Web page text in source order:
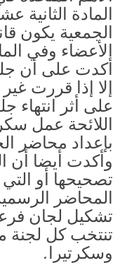
المادة
الجمعية يكون
الأعضاء وفي
أكدت على أن
إلا إذا قررت
على أثر
اللائحة عمل
بإعداد محاضر
وأكدت أيضا أن
تصحيحها أو
المحاضر
تشكيل لجان
تنتخب كل لجنة
وسكرتيرا.